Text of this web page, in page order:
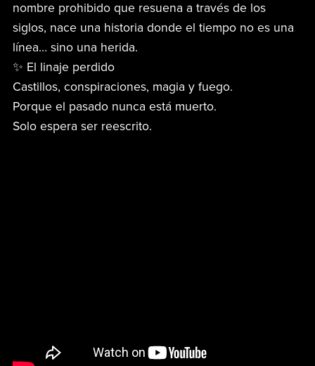
nombre prohibido que resuena a través de los
siglos, nace una historia donde el tiempo no es una
línea… sino una herida.
✨ El linaje perdido
Castillos, conspiraciones, magia y fuego.
Porque el pasado nunca está muerto.
Solo espera ser reescrito.